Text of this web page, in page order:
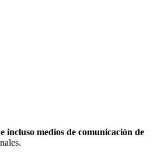
e incluso medios de comunicación de